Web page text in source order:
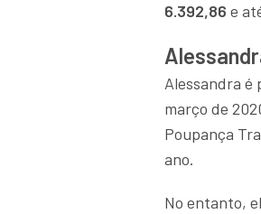
6.392,86 e
Alessandra é
março de
Poupança
ano.
No entanto,